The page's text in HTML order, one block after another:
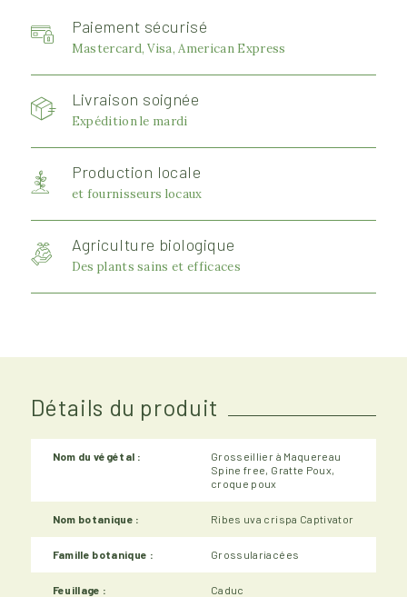
Paiement sécurisé
Mastercard, Visa, American Express
Livraison soignée
Expédition le mardi
Production locale
et fournisseurs locaux
Agriculture biologique
Des plants sains et efficaces
Détails du produit
Nom du végétal :
Grosseillier à Maquereau
Spine free, Gratte Poux,
croque poux
Nom botanique : Ribes uva crispa Captivator
Famille botanique : Grossulariacées
Feuillage : Caduc